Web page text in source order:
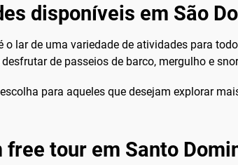
disponíveis em São
o lar de uma variedade de atividades para
de passeios de barco, mergulho e
para aqueles que desejam explorar
free tour em Santo